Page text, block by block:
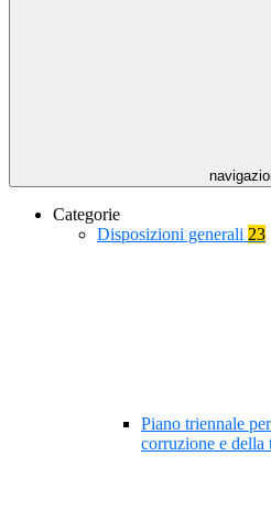
Categorie
Disposizioni generali 23
Piano triennale
corruzione e della